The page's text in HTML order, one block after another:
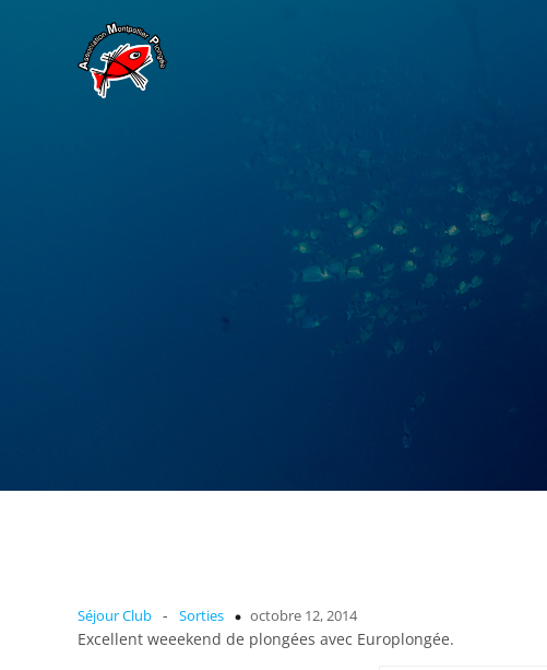
Séjour Club - Sorties octobre 12, 2014
Excellent weeekend de plongées avec Europlongée.